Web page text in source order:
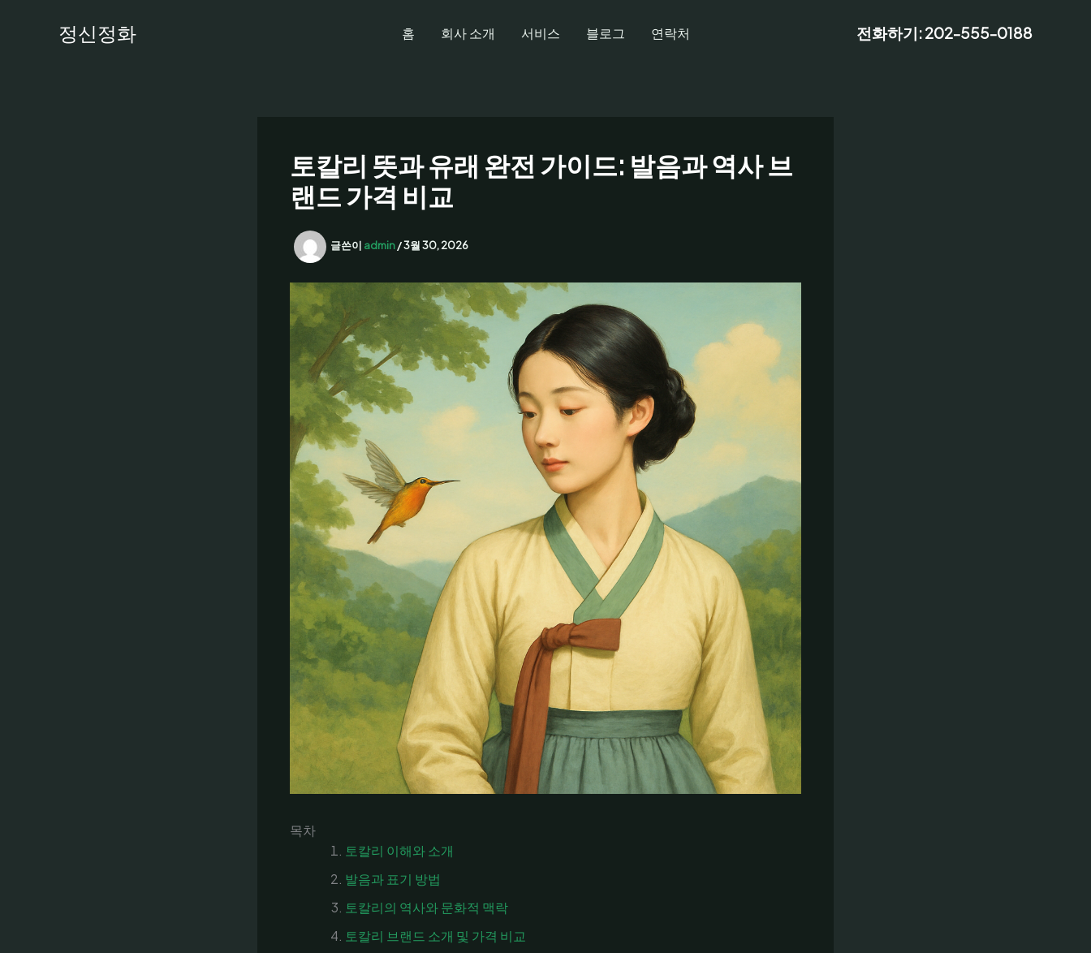
정신정화 홈 회사 소개 서비스 블로그 연락처 전화하기: 202-555-0188
토칼리 뜻과 유래 완전 가이드: 발음과 역사 브
랜드 가격 비교
글쓴이 admin/3월 30, 2026
목차
토칼리 이해와 소개
발음과 표기 방법
토칼리의 역사와 문화적 맥락
토칼리 브랜드 소개 및 가격 비교